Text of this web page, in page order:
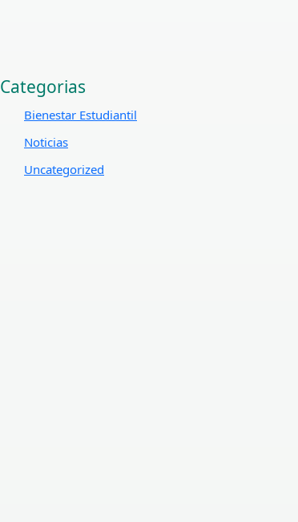
Categorias
Bienestar Estudiantil
Noticias
Uncategorized